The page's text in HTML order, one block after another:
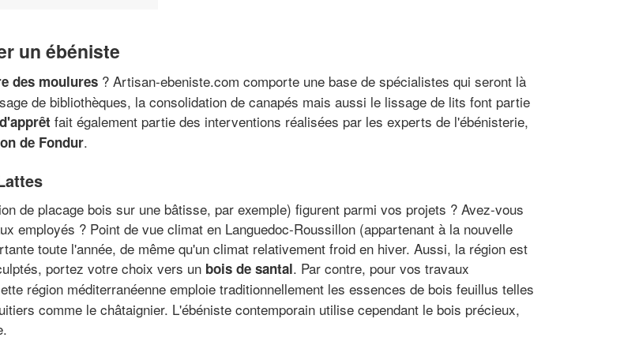
un ébéniste
des moulures ? Artisan-ebeniste.com comporte une base de spécialistes qui seront là
de bibliothèques, la consolidation de canapés mais aussi le lissage de lits font partie
fait également partie des interventions réalisées par les experts de l'ébénisterie,
de Fondur.
de placage bois sur une bâtisse, par exemple) figurent parmi vos projets ? Avez-vous
employés ? Point de vue climat en Languedoc-Roussillon (appartenant à la nouvelle
toute l'année, de même qu'un climat relativement froid en hiver. Aussi, la région est
portez votre choix vers un bois de santal. Par contre, pour vos travaux
région méditerranéenne emploie traditionnellement les essences de bois feuillus telles
comme le châtaignier. L'ébéniste contemporain utilise cependant le bois précieux,